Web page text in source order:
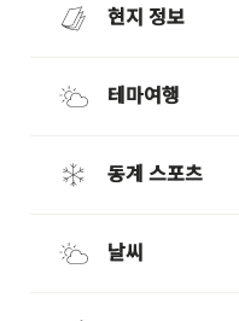
현지 정보
테마여행
동계 스포츠
날씨